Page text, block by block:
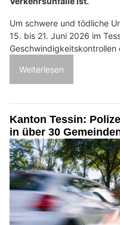
Um schwere und tödliche
15. bis 21. Juni 2026 im
Weiterlesen
Kanton Tessin:
in über 30